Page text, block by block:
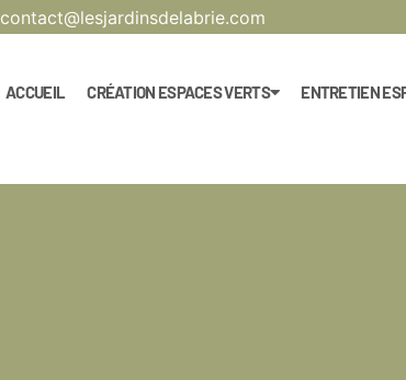
contact@lesjardinsdelabrie.com
ACCUEIL CRÉATION ESPACES VERTS ENTRETIEN